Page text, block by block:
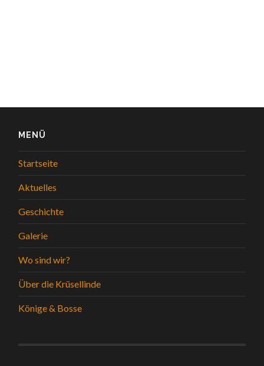
MENÜ
Startseite
Aktuelles
Geschichte
Galerie
Wo sind wir?
Über die Krüsellinde
Könige & Bosse